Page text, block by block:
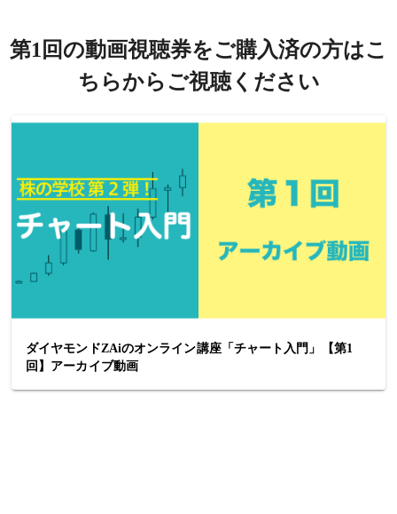
第1回の動画視聴券をご購入済の方はこ
ちらからご視聴ください
ダイヤモンドZAiのオンライン講座「チャート入門」【第1
回】アーカイブ動画